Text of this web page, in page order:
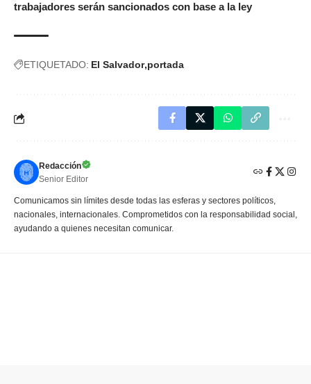
trabajadores serán sancionados con base a la ley
ETIQUETADO: El Salvador portada
Redacción
Senior Editor
Comunicamos sin límites desde todas las esferas y sectores políticos,
nacionales, internacionales. Comprometidos con la responsabilidad social,
ayudando a quienes necesitan comunicar.